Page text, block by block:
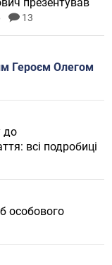
13
Героєм Олегом
до
всі подробиці
особового